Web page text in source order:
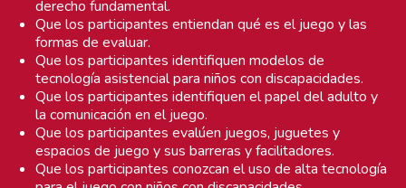
derecho fundamental.
Que los participantes entiendan qué es el juego y las
formas de evaluar.
Que los participantes identifiquen modelos de
tecnología asistencial para niños con discapacidades.
Que los participantes identifiquen el papel del adulto y
la comunicación en el juego.
Que los participantes evalúen juegos, juguetes y
espacios de juego y sus barreras y facilitadores.
Que los participantes conozcan el uso de alta tecnología